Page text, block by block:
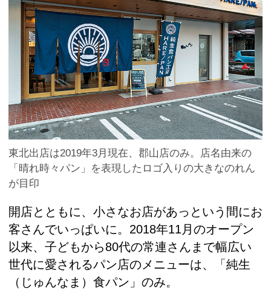
東北出店は2019年3月現在、郡山店のみ。店名由来の
「晴れ時々パン」を表現したロゴ入りの大きなのれん
が目印
開店とともに、小さなお店があっという間にお
客さんでいっぱいに。2018年11月のオープン
以来、子どもから80代の常連さんまで幅広い
世代に愛されるパン店のメニューは、「純生
（じゅんなま）食パン」のみ。